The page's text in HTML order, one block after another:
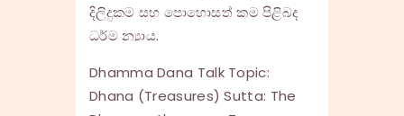
දිලිදුකම සහ පොහොසත් කම පිළිබද
ධර්ම න්‍යාය.
Dhamma Dana Talk Topic:
Dhana (Treasures) Sutta: The